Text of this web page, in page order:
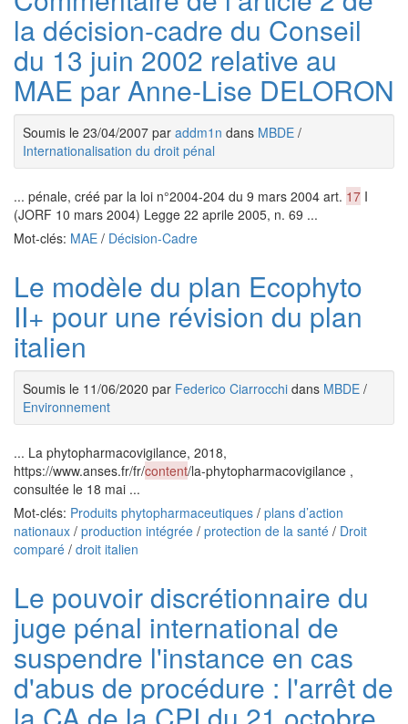
la décision-cadre du Conseil
du 13 juin 2002 relative au
MAE par Anne-Lise DELORON
Soumis le 23/04/2007 par addm1n dans MBDE /
Internationalisation du droit pénal
... pénale, créé par la loi n°2004-204 du 9 mars 2004 art. 17 I
(JORF 10 mars 2004) Legge 22 aprile 2005, n. 69 ...
Mot-clés: MAE / Décision-Cadre
Le modèle du plan Ecophyto
II+ pour une révision du plan
italien
Soumis le 11/06/2020 par Federico Ciarrocchi dans MBDE /
Environnement
... La phytopharmacovigilance, 2018,
https://www.anses.fr/fr/content/la-phytopharmacovigilance ,
consultée le 18 mai ...
Mot-clés: Produits phytopharmaceutiques / plans d’action
nationaux / production intégrée / protection de la santé / Droit
comparé / droit italien
Le pouvoir discrétionnaire du
juge pénal international de
suspendre l'instance en cas
d'abus de procédure : l'arrêt de